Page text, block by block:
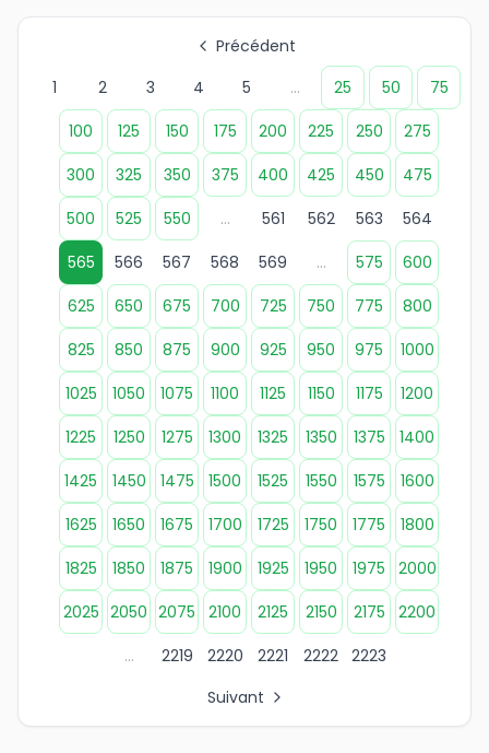
Précédent
1
2 3 4 5 ... 25 50
75
100
125 150 175 200 225 250
275
300
325 350 375 400 425 450
475
500
525 550 ... 561 562 563
564
565
566 567 568 569 ... 575
600
625
650 675 700 725 750 775
800
825
850 875 900 925 950 975
1000
1025
1050 1075 1100 1125 1150 1175
1200
1225
1250 1275 1300 1325 1350 1375
1400
1425
1450 1475 1500 1525 1550 1575
1600
1625
1650 1675 1700 1725 1750 1775
1800
1825
1850 1875 1900 1925 1950 1975
2000
2025 2050 2075 2100 2125 2150 2175
2200
...
2219 2220 2221 2222 2223
Suivant